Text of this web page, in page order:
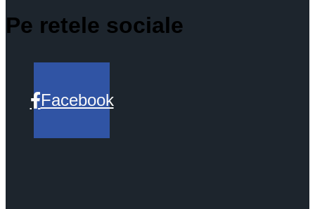
Pe retele sociale
Facebook